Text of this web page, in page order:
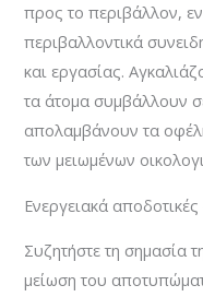
προς το περιβάλλον,
περιβαλλοντικά
και εργασίας.
τα άτομα συμβάλλουν
απολαμβάνουν τα
των μειωμένων
Ενεργειακά
Συζητήστε τη σημασία
μείωση του